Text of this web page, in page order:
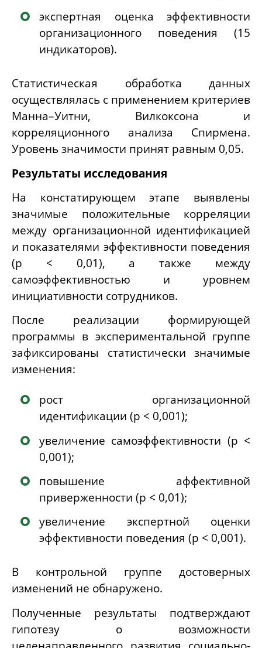
экспертная оценка эффективности
организационного поведения (15
индикаторов).
Статистическая обработка данных
осуществлялась с применением критериев
Манна–Уитни, Вилкоксона и
корреляционного анализа Спирмена.
Уровень значимости принят равным 0,05.
Результаты исследования
На констатирующем этапе выявлены
значимые положительные корреляции
между организационной идентификацией
и показателями эффективности поведения
(p < 0,01), а также между
самоэффективностью и уровнем
инициативности сотрудников.
После реализации формирующей
программы в экспериментальной группе
зафиксированы статистически значимые
изменения:
рост организационной
идентификации (p < 0,001);
увеличение самоэффективности (p <
0,001);
повышение аффективной
приверженности (p < 0,01);
увеличение экспертной оценки
эффективности поведения (p < 0,001).
В контрольной группе достоверных
изменений не обнаружено.
Полученные результаты подтверждают
гипотезу о возможности